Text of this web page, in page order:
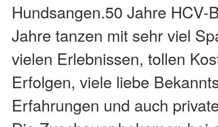
Hundsangen.50 Jahre HCV-
Jahre tanzen mit sehr viel
vielen Erlebnissen, tollen
Erfolgen, viele liebe
Erfahrungen und auch